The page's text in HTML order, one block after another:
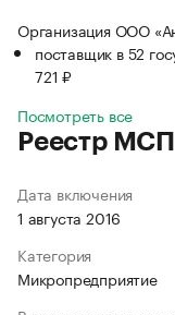
Организация ООО
поставщик в 52
721 ₽
Посмотреть все
Реестр МСП
Дата включения
1 августа 2016
Категория
Микропредприятие